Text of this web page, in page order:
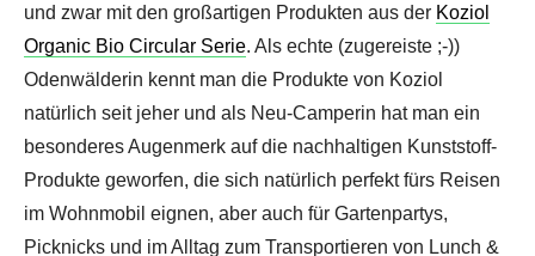
und zwar mit den großartigen Produkten aus der Koziol
Organic Bio Circular Serie. Als echte (zugereiste ;-))
Odenwälderin kennt man die Produkte von Koziol
natürlich seit jeher und als Neu-Camperin hat man ein
besonderes Augenmerk auf die nachhaltigen Kunststoff-
Produkte geworfen, die sich natürlich perfekt fürs Reisen
im Wohnmobil eignen, aber auch für Gartenpartys,
Picknicks und im Alltag zum Transportieren von Lunch &